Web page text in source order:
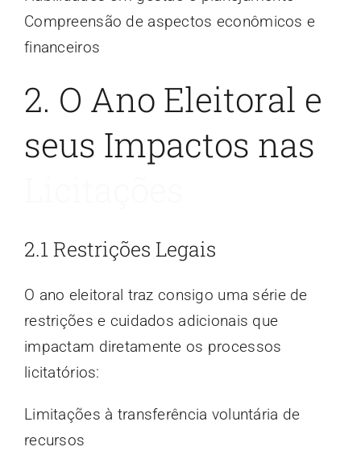
Compreensão de aspectos econômicos e
financeiros
2. O Ano Eleitoral e
seus Impactos nas
2.1 Restrições Legais
O ano eleitoral traz consigo uma série de
restrições e cuidados adicionais que
impactam diretamente os processos
licitatórios:
Limitações à transferência voluntária de
recursos